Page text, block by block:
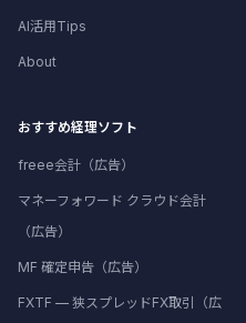
AI活用Tips
About
おすすめ経理ソフト
freee会計（広告）
マネーフォワード クラウド会計
（広告）
MF 確定申告（広告）
FXTF — 狭スプレッドFX取引（広